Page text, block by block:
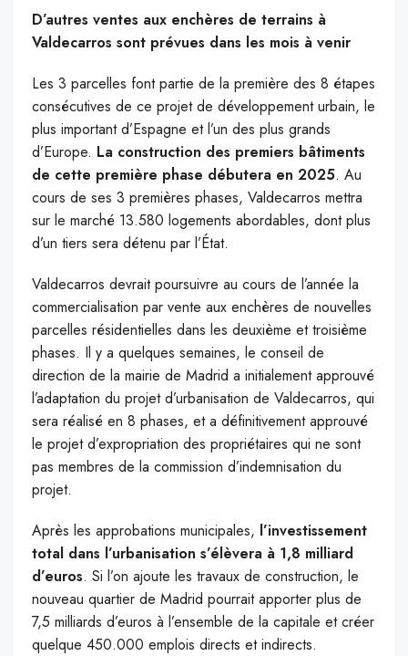
D’autres ventes aux enchères de terrains à
Valdecarros sont prévues dans les mois à venir
Les 3 parcelles font partie de la première des 8 étapes
consécutives de ce projet de développement urbain, le
plus important d’Espagne et l’un des plus grands
d’Europe. La construction des premiers bâtiments
de cette première phase débutera en 2025. Au
cours de ses 3 premières phases, Valdecarros mettra
sur le marché 13.580 logements abordables, dont plus
d’un tiers sera détenu par l’État.
Valdecarros devrait poursuivre au cours de l’année la
commercialisation par vente aux enchères de nouvelles
parcelles résidentielles dans les deuxième et troisième
phases. Il y a quelques semaines, le conseil de
direction de la mairie de Madrid a initialement approuvé
l’adaptation du projet d’urbanisation de Valdecarros, qui
sera réalisé en 8 phases, et a définitivement approuvé
le projet d’expropriation des propriétaires qui ne sont
pas membres de la commission d’indemnisation du
projet.
Après les approbations municipales, l’investissement
total dans l’urbanisation s’élèvera à 1,8 milliard
d’euros. Si l’on ajoute les travaux de construction, le
nouveau quartier de Madrid pourrait apporter plus de
7,5 milliards d’euros à l’ensemble de la capitale et créer
quelque 450.000 emplois directs et indirects.